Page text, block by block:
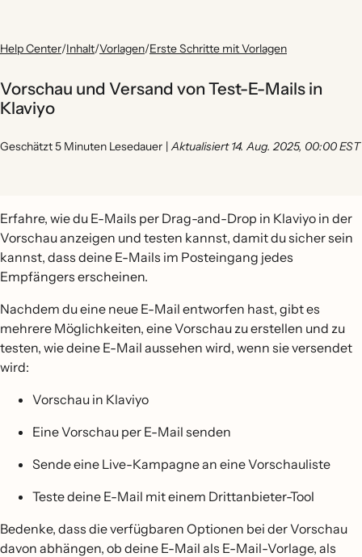
Help Center/Inhalt/Vorlagen/Erste Schritte mit Vorlagen
Vorschau und Versand von Test-E-Mails in
Klaviyo
Geschätzt 5 Minuten Lesedauer | Aktualisiert 14. Aug. 2025, 00:00 EST
Erfahre, wie du E-Mails per Drag-and-Drop in Klaviyo in der
Vorschau anzeigen und testen kannst, damit du sicher sein
kannst, dass deine E-Mails im Posteingang jedes
Empfängers erscheinen.
Nachdem du eine neue E-Mail entworfen hast, gibt es
mehrere Möglichkeiten, eine Vorschau zu erstellen und zu
testen, wie deine E-Mail aussehen wird, wenn sie versendet
wird:
Vorschau in Klaviyo
Eine Vorschau per E-Mail senden
Sende eine Live-Kampagne an eine Vorschauliste
Teste deine E-Mail mit einem Drittanbieter-Tool
Bedenke, dass die verfügbaren Optionen bei der Vorschau
davon abhängen, ob deine E-Mail als E-Mail-Vorlage, als